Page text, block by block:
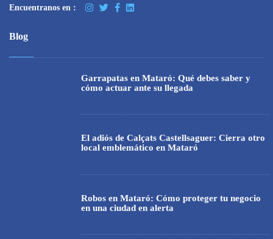
Encuentranos en :
Blog
Garrapatas en Mataró: Qué debes saber y
cómo actuar ante su llegada
El adiós de Calçats Castellsaguer: Cierra otro
local emblemático en Mataró
Robos en Mataró: Cómo proteger tu negocio
en una ciudad en alerta